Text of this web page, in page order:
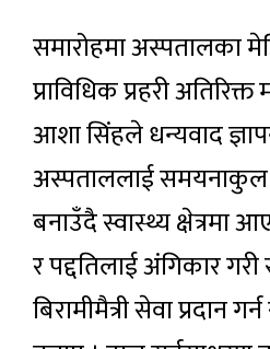
समारोहमा अस्पतालका
प्राविधिक प्रहरी अतिरिक्त
आशा सिंहले धन्यवाद
अस्पताललाई समयनाकुल
बनाउँदै स्वास्थ्य क्षेत्रमा
र पद्दतिलाई अंगिकार
बिरामीमैत्री सेवा प्रदान